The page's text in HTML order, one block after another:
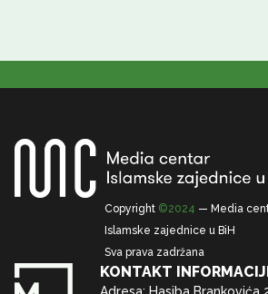
Copyright ©2024 — Media
Islamske zajednice u BiH
Sva prava zadržana
KONTAKT